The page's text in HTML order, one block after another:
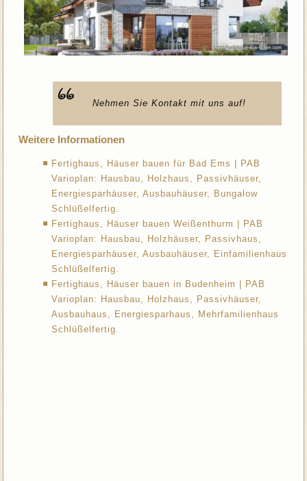
Nehmen Sie Kontakt mit uns auf!
Weitere Informationen
Fertighaus, Häuser bauen für Bad Ems | PAB
Varioplan: Hausbau, Holzhaus, Passivhäuser,
Energiesparhäuser, Ausbauhäuser, Bungalow
Schlüßelfertig.
Fertighaus, Häuser bauen Weißenthurm | PAB
Varioplan: Hausbau, Holzhäuser, Passivhaus,
Energiesparhäuser, Ausbauhäuser, Einfamilienhaus
Schlüßelfertig.
Fertighaus, Häuser bauen in Budenheim | PAB
Varioplan: Hausbau, Holzhaus, Passivhäuser,
Ausbauhaus, Energiesparhaus, Mehrfamilienhaus
Schlüßelfertig.